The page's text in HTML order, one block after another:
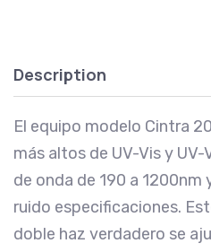
Description
El equipo modelo Cintra
más altos de UV-Vis y
de onda de 190 a 1200nm
ruido especificaciones.
doble haz verdadero se